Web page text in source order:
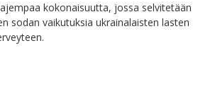
kokonaisuutta, jossa selvitetään
sodan vaikutuksia ukrainalaisten lasten